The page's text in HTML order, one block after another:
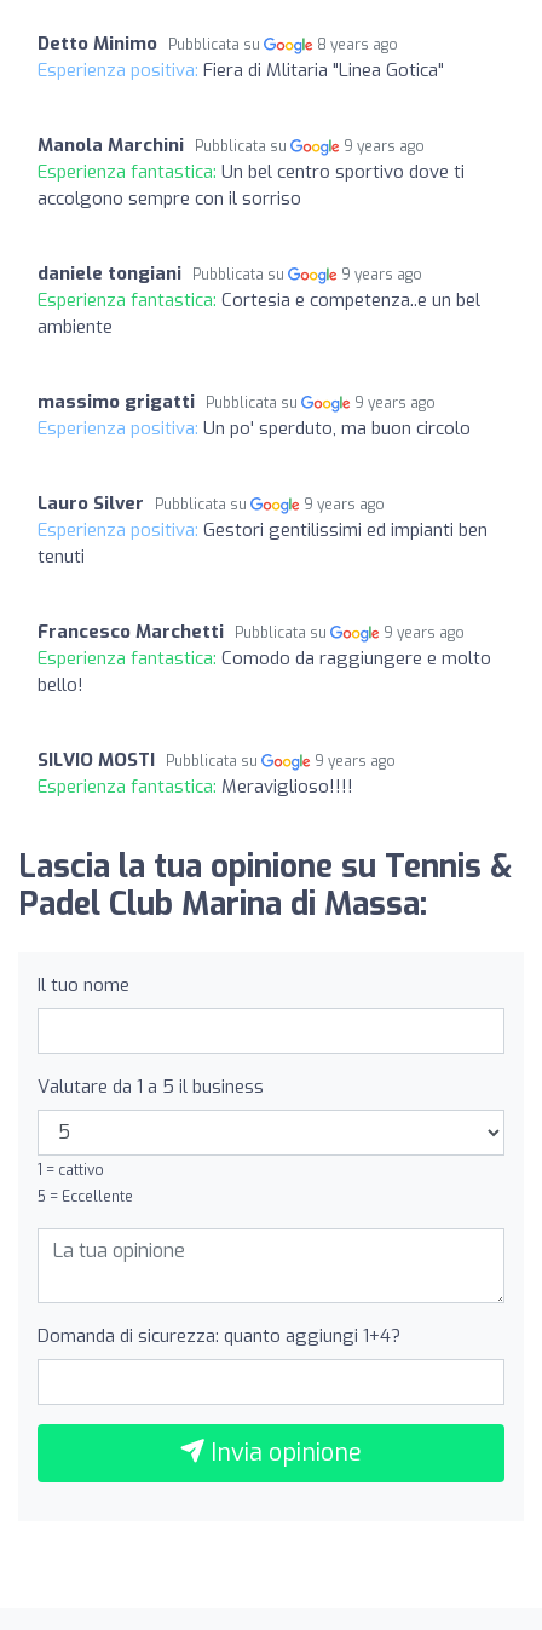
Detto Minimo Pubblicata su 8 years ago
Esperienza positiva: Fiera di Mlitaria "Linea Gotica"
Manola Marchini Pubblicata su 9 years ago
Esperienza fantastica: Un bel centro sportivo dove ti
accolgono sempre con il sorriso
daniele tongiani Pubblicata su 9 years ago
Esperienza fantastica: Cortesia e competenza..e un bel
ambiente
massimo grigatti Pubblicata su 9 years ago
Esperienza positiva: Un po' sperduto, ma buon circolo
Lauro Silver Pubblicata su 9 years ago
Esperienza positiva: Gestori gentilissimi ed impianti ben
tenuti
Francesco Marchetti Pubblicata su 9 years ago
Esperienza fantastica: Comodo da raggiungere e molto
bello!
SILVIO MOSTI Pubblicata su 9 years ago
Esperienza fantastica: Meraviglioso!!!!
Lascia la tua opinione su Tennis &
Padel Club Marina di Massa:
Il tuo nome
Valutare da 1 a 5 il business
1 = cattivo
5 = Eccellente
Domanda di sicurezza: quanto aggiungi 1+4?
Invia opinione